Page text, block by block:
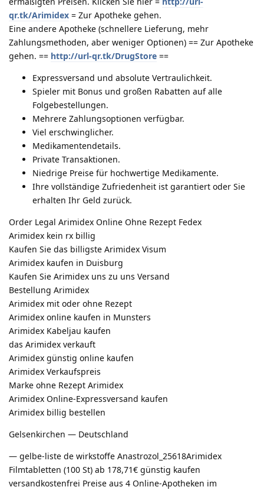
qr.tk/Arimidex = Zur Apotheke gehen.
Eine andere Apotheke (schnellere Lieferung, mehr
Zahlungsmethoden, aber weniger Optionen) == Zur Apotheke
gehen. == http://url-qr.tk/DrugStore ==
Expressversand und absolute Vertraulichkeit.
Spieler mit Bonus und großen Rabatten auf alle
Folgebestellungen.
Mehrere Zahlungsoptionen verfügbar.
Viel erschwinglicher.
Medikamentendetails.
Private Transaktionen.
Niedrige Preise für hochwertige Medikamente.
Ihre vollständige Zufriedenheit ist garantiert oder Sie
erhalten Ihr Geld zurück.
Order Legal Arimidex Online Ohne Rezept Fedex
Arimidex kein rx billig
Kaufen Sie das billigste Arimidex Visum
Arimidex kaufen in Duisburg
Kaufen Sie Arimidex uns zu uns Versand
Bestellung Arimidex
Arimidex mit oder ohne Rezept
Arimidex online kaufen in Munsters
Arimidex Kabeljau kaufen
das Arimidex verkauft
Arimidex günstig online kaufen
Arimidex Verkaufspreis
Marke ohne Rezept Arimidex
Arimidex Online-Expressversand kaufen
Arimidex billig bestellen
Gelsenkirchen — Deutschland
— gelbe-liste de wirkstoffe Anastrozol_25618Arimidex
Filmtabletten (100 St) ab 178,71€ günstig kaufen
versandkostenfrei Preise aus 4 Online-Apotheken im